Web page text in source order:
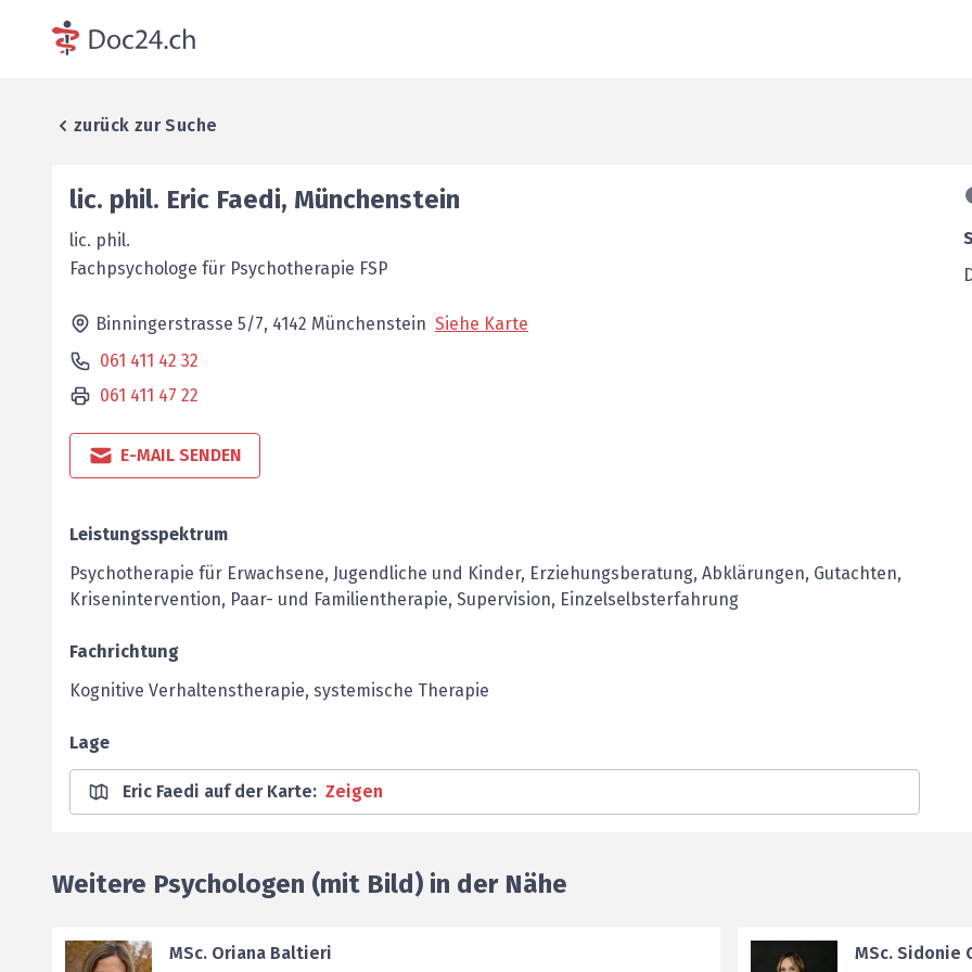
zurück zur Suche
lic. phil. Eric Faedi, Münchenstein
lic. phil.
Fachpsychologe für ­Psychotherapie FSP
Binningerstrasse 5/7, 4142 Münchenstein Siehe Karte
061 411 42 32
061 411 47 22
E-MAIL SENDEN
Leistungsspektrum
Psychotherapie für Erwachsene, Jugend­liche und Kinder, ­Erziehungsberatung, Abklärungen, Gutachten,
Krisenintervention, Paar- und Familientherapie, Supervision, Einzelselbst­erfahrung
Fachrichtung
Kognitive Verhaltenstherapie, systemische Therapie
Lage
Eric Faedi auf der Karte: Zeigen
Weitere Psychologen (mit Bild) in der Nähe
MSc. Oriana Baltieri MSc. Sidonie